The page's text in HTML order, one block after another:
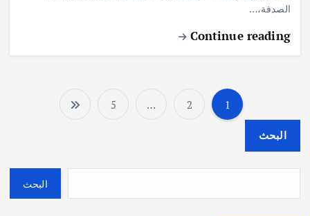
الصدفة،…
Continue reading
ت
1
2
…
5
البحث
البحث